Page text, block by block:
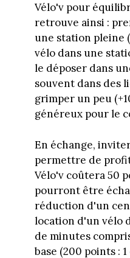
Vélo'v pour
retrouve ainsi :
une station pleine
vélo dans une
le déposer dans
souvent dans des
grimper un peu
généreux pour le
En échange,
permettre de
Vélo'v coûtera 50
pourront être
réduction d'un
location d'un vélo
de minutes
base (200 points :